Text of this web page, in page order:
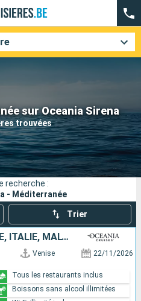
sur Oceania Sirena
trouvées
Compagnies
recherche :
- Méditerranée
Trier
SLOVÉNIE, CROATIE, GRÈCE, ITALIE, MALTE
Venise 22/11/2026
Tous les restaurants inclus
Boissons sans alcool illimitées